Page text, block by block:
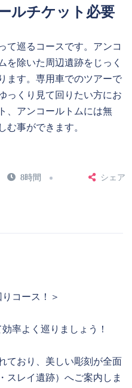
ルチケット必要
て巡るコースです。アンコ
を除いた周辺遺跡をじっく
ます。専用車でのツアーで
っくり見て回りたい方にお
、アンコールトムには無
む事ができます。
8時間 シェア
コース！＞
率よく巡りましょう！
ており、美しい彫刻が全面
スレイ遺跡）へご案内しま